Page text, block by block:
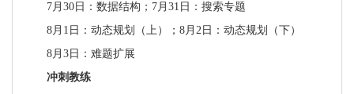
7月30日：数据结构；7月31日：搜索专题
8月1日：动态规划（上）；8月2日：动态规划（下）
8月3日：难题扩展
冲刺教练